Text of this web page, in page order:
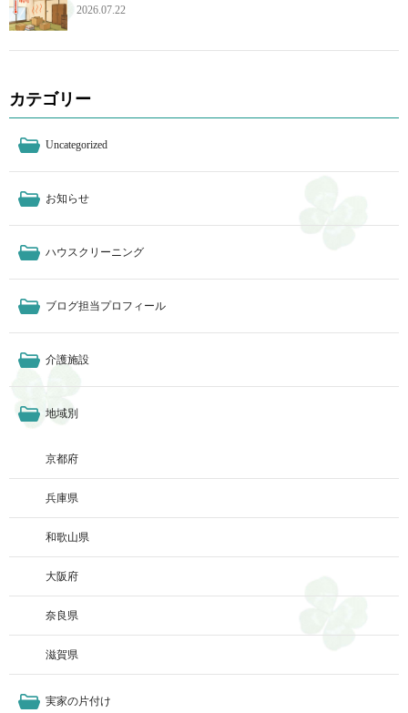
2026.07.22
カテゴリー
Uncategorized
お知らせ
ハウスクリーニング
ブログ担当プロフィール
介護施設
地域別
京都府
兵庫県
和歌山県
大阪府
奈良県
滋賀県
実家の片付け